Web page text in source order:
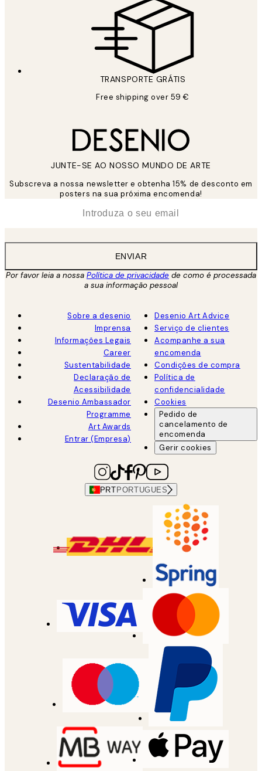
TRANSPORTE GRÁTIS
Free shipping over 59 €
JUNTE-SE AO NOSSO MUNDO DE ARTE
Subscreva a nossa newsletter e obtenha 15% de desconto em
posters na sua próxima encomenda!
ENVIAR
Por favor leia a nossa Política de privacidade de como é processada
a sua informação pessoal
Sobre a desenio
Imprensa
Informações Legais
Career
Sustentabilidade
Declaração de
Acessibilidade
Desenio Ambassador
Programme
Art Awards
Entrar (Empresa)
Desenio Art Advice
Serviço de clientes
Acompanhe a sua
encomenda
Condições de compra
Política de
confidencialidade
Cookies
Pedido de
cancelamento de
encomenda
Gerir cookies
PRT PORTUGUES